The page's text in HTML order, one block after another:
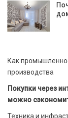
Как
производства
Покупки через
можно
Техника и